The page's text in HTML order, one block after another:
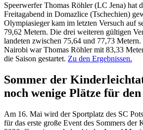
Speerwerfer Thomas Röhler (LC Jena) hat
Freitagabend in Domazlice (Tschechien)
Olympiasieger kam im letzten Versuch auf
79,62 Metern. Die drei weiteren gültigen
landeten zwischen 75,64 und 77,73
Nairobi war Thomas Röhler mit 83,33
die Saison gestartet. Zu den Ergebnissen.
Sommer der
noch wenige Plätze für
Am 16. Mai wird der Sportplatz des SC
für das erste große Event des Sommers der